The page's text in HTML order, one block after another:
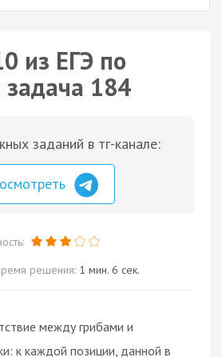
из ЕГЭ по
задача 184
заданий в тг-канале:
решения: 1 мин. 6 сек.
между грибами и
к каждой позиции, данной в